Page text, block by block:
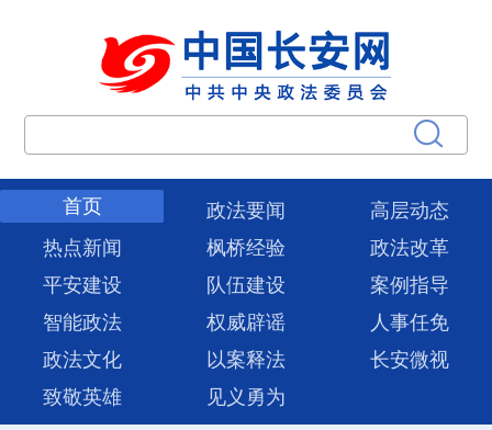
首页 政法要闻
高层动态
热点新闻
枫桥经验
政法改革
平安建设
队伍建设
案例指导
智能政法
权威辟谣
人事任免
政法文化
以案释法
长安微视
致敬英雄
见义勇为